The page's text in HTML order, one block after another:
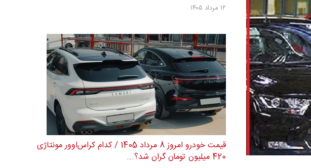
۱۲ مرداد ۱۴۰۵
قیمت خودرو امروز 8 مرداد 1405 / کدام کراس‌اوور مونتاژی
420 میلیون تومان گران شد؟...